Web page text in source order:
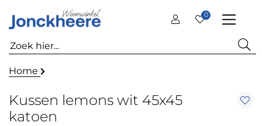
0
Home
Kussen lemons wit 45x45
katoen